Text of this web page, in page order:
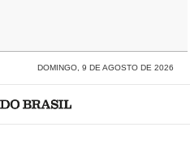
DOMINGO, 9 DE AGOSTO DE 2026